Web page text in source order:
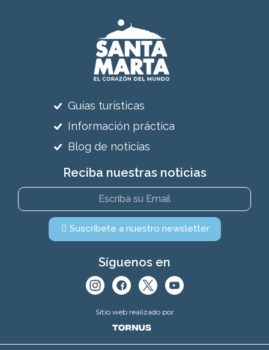
Guías turísticas
Información práctica
Blog de noticias
Reciba nuestras noticias
Suscríbete a nuestro newsletter
Síguenos en
Sitio web realizado por